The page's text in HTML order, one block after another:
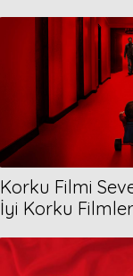
Korku Filmi
İyi Korku